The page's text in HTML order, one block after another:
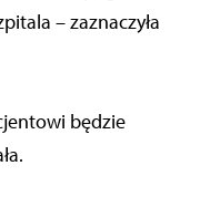
– zaznaczyła
będzie